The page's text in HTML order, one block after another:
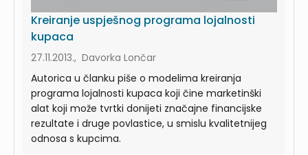
Kreiranje uspješnog programa lojalnosti
kupaca
27.11.2013., Davorka Lončar
Autorica u članku piše o modelima kreiranja
programa lojalnosti kupaca koji čine marketinški
alat koji može tvrtki donijeti značajne financijske
rezultate i druge povlastice, u smislu kvalitetnijeg
odnosa s kupcima.